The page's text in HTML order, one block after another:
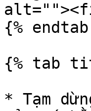
{%
{% tab
* Tạm